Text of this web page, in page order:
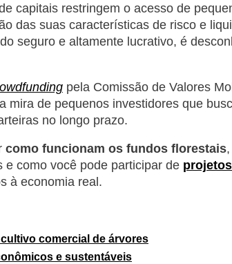
capitais restringem o acesso de
das suas características de risco e
seguro e altamente lucrativo, é
pela Comissão de Valores
mira de pequenos investidores que
no longo prazo.
como funcionam os fundos florestais
como você pode participar de
à economia real.
comercial de árvores
e sustentáveis